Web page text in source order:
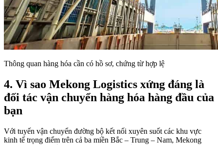
Thông quan hàng hóa cần có hồ sơ, chứng từ hợp lệ
4. Vì sao Mekong Logistics xứng đáng là
đối tác vận chuyển hàng hóa hàng đầu của
bạn
Với tuyến vận chuyển đường bộ kết nối xuyên suốt các khu vực
kinh tế trọng điểm trên cả ba miền Bắc – Trung – Nam, Mekong